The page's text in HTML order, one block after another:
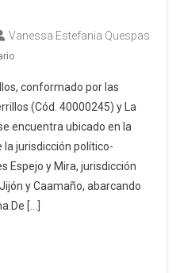
Vanessa Estefania Quespas
En
DE
IMPACTO
Y
PLAN
DE
MANEJO
AMBIENTAL
conformado por las
(Cód. 40000245) y La
encuentra ubicado en la
la jurisdicción político-
Espejo y Mira, jurisdicción
y Caamaño, abarcando
[…]